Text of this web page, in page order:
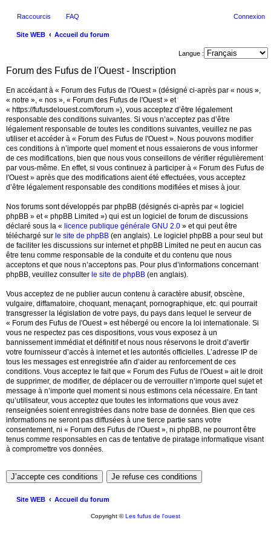
Raccourcis FAQ Connexion
Site WEB
Accueil du forum
ec
er
Langue :
Forum des Fufus de l'Ouest - Inscription
En accédant à « Forum des Fufus de l'Ouest » (désigné ci-après par « nous »,
« notre », « nos », « Forum des Fufus de l'Ouest » et
« https://fufusdelouest.com/forum »), vous acceptez d’être légalement
responsable des conditions suivantes. Si vous n’acceptez pas d’être
légalement responsable de toutes les conditions suivantes, veuillez ne pas
utiliser et accéder à « Forum des Fufus de l'Ouest ». Nous pouvons modifier
ces conditions à n’importe quel moment et nous essaierons de vous informer
de ces modifications, bien que nous vous conseillons de vérifier régulièrement
par vous-même. En effet, si vous continuez à participer à « Forum des Fufus de
l'Ouest » après que des modifications aient été effectuées, vous acceptez
d’être légalement responsable des conditions modifiées et mises à jour.
Nos forums sont développés par phpBB (désignés ci-après par « logiciel
phpBB » et « phpBB Limited ») qui est un logiciel de forum de discussions
déclaré sous la « licence publique générale GNU 2.0 » et qui peut être
téléchargé sur le site de phpBB (en anglais). Le logiciel phpBB a pour seul but
de faciliter les discussions sur internet et phpBB Limited ne peut en aucun cas
être tenu comme responsable de la conduite et du contenu que nous
acceptons et que nous n’acceptons pas. Pour plus d’informations concernant
phpBB, veuillez consulter le site de phpBB (en anglais).
Vous acceptez de ne publier aucun contenu à caractère abusif, obscène,
vulgaire, diffamatoire, choquant, menaçant, pornographique, etc. qui pourrait
transgresser la législation de votre pays, du pays dans lequel le serveur de
« Forum des Fufus de l'Ouest » est hébergé ou encore la loi internationale. Si
vous ne respectez pas ces dispositions, vous vous exposez à un
bannissement immédiat et définitif et nous nous réservons le droit d’avertir
votre fournisseur d’accès à internet et les autorités officielles. L’adresse IP de
tous les messages est enregistrée afin d’aider au renforcement de ces
conditions. Vous acceptez le fait que « Forum des Fufus de l'Ouest » ait le droit
de supprimer, de modifier, de déplacer ou de verrouiller n’importe quel sujet et
message à n’importe quel moment si nous estimons cela nécessaire. En tant
qu’utilisateur, vous acceptez que toutes les informations que vous avez
renseignées soient enregistrées dans notre base de données. Bien que ces
informations ne seront pas diffusées à une tierce partie sans votre
consentement, ni « Forum des Fufus de l'Ouest », ni phpBB, ne pourront être
tenus comme responsables en cas de tentative de piratage informatique visant
à compromettre vos données.
Site WEB Accueil du forum
Copyright ©Les fufus de l'ouest